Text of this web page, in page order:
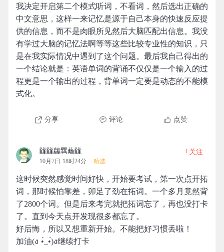
我决定开启第二个模式听词，不看词，然后选出正确的
中文意思，这样一来记忆是源于自己本身的快速反应提
供的信息，而不是肉眼所见然后大脑匹配出信息。我没
有学过大脑的记忆法啊等等这些比较专业性的知识，只
是在我实际情况中遇到了这个问题。最后我自己得出的
一个结论就是：英语单词的背诵不仅仅是一个输入的过
程更是一个输出的过程，背单词一定要是动态的不能模
式化。
分享 评论 点赞
龖龖龘羈蘺龖
10月7日 18时24分 精选
+关注
这时候突然感觉时间好快，开始要考试，第一次点开拓
词，那时候怕靠差，卯足了劲在拓词。一个多月竟然背
了2800个词。但是后来考完就把拓词忘了，再也没打卡
了。直到今天点开发现很多都忘了。
好后悔，所以又想重新开始。不能把好习惯丢啦！
加油(ง •̀_•́)ง继续打卡